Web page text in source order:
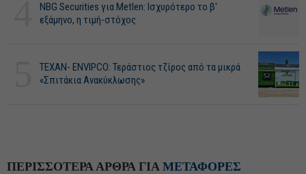
NBG Securities για Metlen: Ισχυρότερο το β'
εξάμηνο, η τιμή-στόχος
ΤΕΧΑΝ- ENVIPCO: Τεράστιος τζίρος από τα μικρά
«Σπιτάκια Ανακύκλωσης»
ΠΕΡΙΣΣΟΤΕΡΑ ΑΡΘΡΑ ΓΙΑ ΜΕΤΑΦΟΡΕΣ